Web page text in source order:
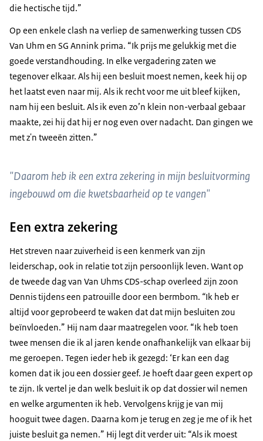
die hectische tijd.”
Op een enkele clash na verliep de samenwerking tussen CDS
Van Uhm en SG Annink prima. “Ik prijs me gelukkig met die
goede verstandhouding. In elke vergadering zaten we
tegenover elkaar. Als hij een besluit moest nemen, keek hij op
het laatst even naar mij. Als ik recht voor me uit bleef kijken,
nam hij een besluit. Als ik even zo’n klein non-verbaal gebaar
maakte, zei hij dat hij er nog even over nadacht. Dan gingen we
met z'n tweeën zitten.”
"Daarom heb ik een extra zekering in mijn besluitvorming
ingebouwd om die kwetsbaarheid op te vangen"
Een extra zekering
Het streven naar zuiverheid is een kenmerk van zijn
leiderschap, ook in relatie tot zijn persoonlijk leven. Want op
de tweede dag van Van Uhms CDS-schap overleed zijn zoon
Dennis tijdens een patrouille door een bermbom. “Ik heb er
altijd voor geprobeerd te waken dat dat mijn besluiten zou
beïnvloeden.” Hij nam daar maatregelen voor. “Ik heb toen
twee mensen die ik al jaren kende onafhankelijk van elkaar bij
me geroepen. Tegen ieder heb ik gezegd: ‘Er kan een dag
komen dat ik jou een dossier geef. Je hoeft daar geen expert op
te zijn. Ik vertel je dan welk besluit ik op dat dossier wil nemen
en welke argumenten ik heb. Vervolgens krijg je van mij
hooguit twee dagen. Daarna kom je terug en zeg je me of ik het
juiste besluit ga nemen.” Hij legt dit verder uit: “Als ik moest